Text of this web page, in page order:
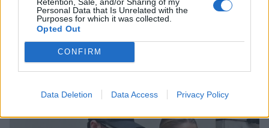
Personal Data that Is Unrelated with the
Purposes for which it was collected.
Opted Out
CONFIRM
Data Deletion Data Access Privacy Policy
Γάμος Αμαλίας Κωστοπούλου – Τζέικ
Μέντγουελ: Ο Γιάννης Λάτσιος σπάει πιάτα
όσο η νύφη χορεύει
CELEBRITIES